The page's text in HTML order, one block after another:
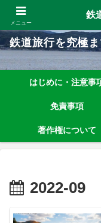
鉄道旅行を究極まで楽しむ
鉄道旅行を究極ま
はじめに・注意事
免責事項
著作権について
2022-09
メニュー
鉄